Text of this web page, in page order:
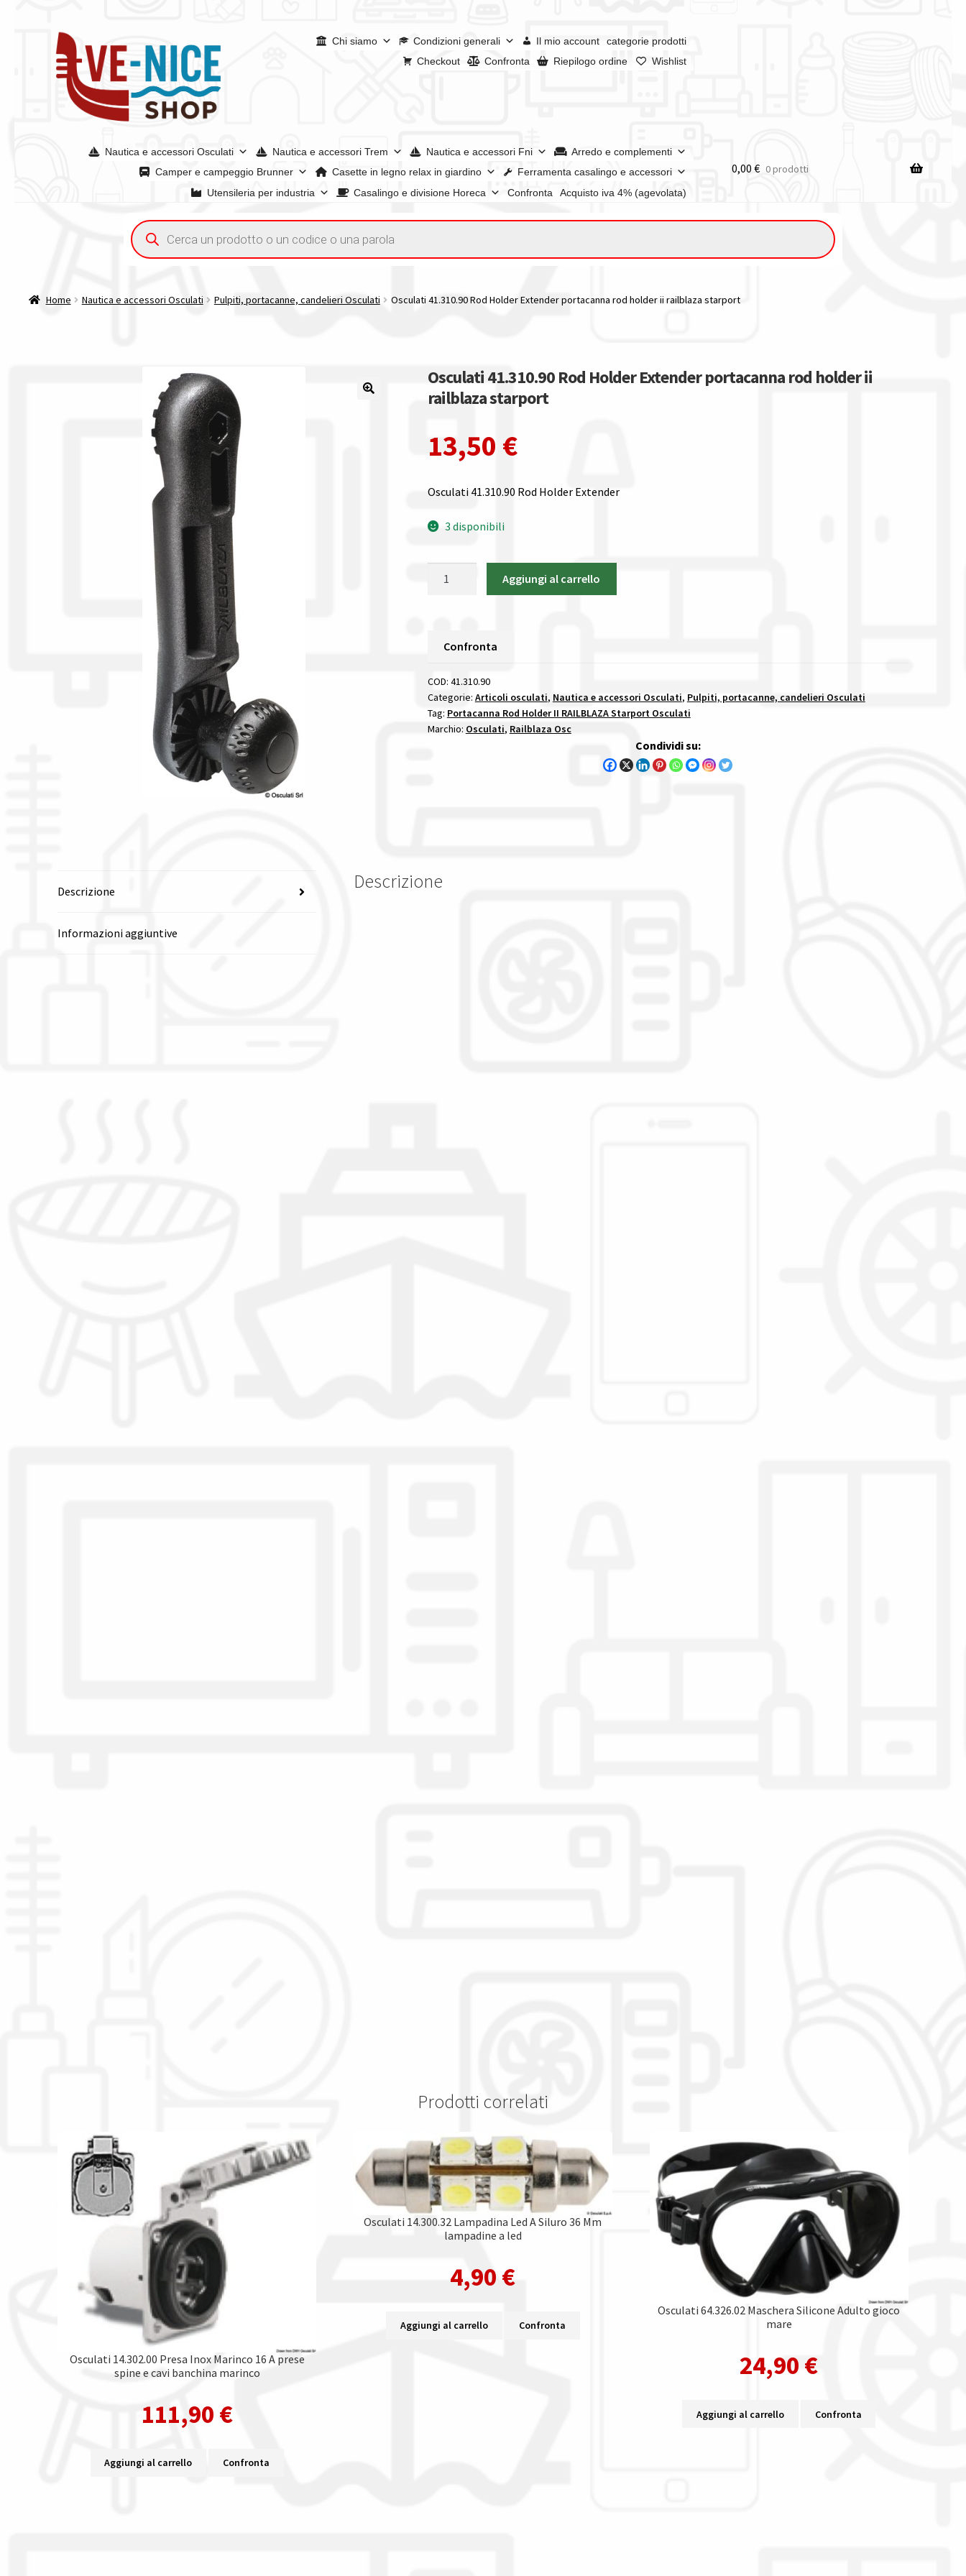
alla
navigazione
contenuto
Chi siamo Condizioni generali Il mio account
categorie prodotti
Checkout
Confronta Riepilogo ordine Wishlist
Nautica e accessori Osculati Nautica e accessori Trem Nautica e accessori Fni
Arredo e complementi
Camper e campeggio Brunner
Casette in legno relax in giardino
Ferramenta casalingo e accessori
Utensileria per industria
Casalingo e divisione Horeca Confronta Acquisto iva 4% (agevolata)
Acquisto iva 4% (agevolata)Chi siamoCondizioni generaliConfrontaConfrontaI nostri negoziRiepilogo ordine
Spedizioni in europaSpedizioni in italiaTutte le categorie dei prodottiWishlistCheckoutIl mio account
0,00 € 0 prodotti
Ricerca
prodotti
Home Nautica e accessori Osculati Pulpiti, portacanne, candelieri Osculati Osculati 41.310.90 Rod Holder Extender portacanna rod holder ii railblaza starport
Osculati 41.310.90 Rod Holder Extender portacanna rod holder ii
railblaza starport
13,50 €
Osculati 41.310.90 Rod Holder Extender
3 disponibili
Extender
rod
holder
ii
railblaza
Aggiungi al carrello
Confronta
COD: 41.310.90
Categorie: Articoli osculati, Nautica e accessori Osculati, Pulpiti, portacanne, candelieri Osculati
Tag: Portacanna Rod Holder II RAILBLAZA Starport Osculati
Marchio: Osculati, Railblaza Osc
Condividi su:
Descrizione
Informazioni aggiuntive
Descrizione
Prodotti correlati
Osculati 14.302.00 Presa Inox Marinco 16 A prese
spine e cavi banchina marinco
111,90 €
Aggiungi al carrello Confronta
Osculati 14.300.32 Lampadina Led A Siluro 36 Mm
lampadine a led
4,90 €
Aggiungi al carrello Confronta
Osculati 64.326.02 Maschera Silicone Adulto gioco
mare
24,90 €
Aggiungi al carrello Confronta